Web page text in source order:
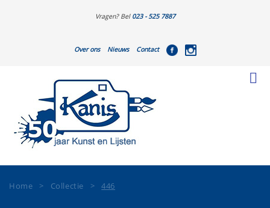
Vragen? Bel 023 - 525 7887
Over ons Nieuws Contact
Home > Collectie >446